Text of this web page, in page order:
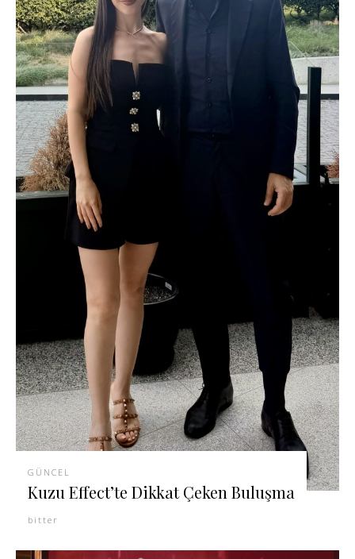
GÜNCEL
Kuzu Effect’te Dikkat Çeken Buluşma
bitter